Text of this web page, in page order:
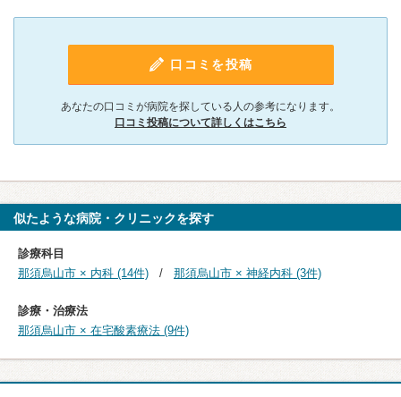
口コミを投稿
あなたの口コミが病院を探している人の参考になります。
口コミ投稿について詳しくはこちら
似たような病院・クリニックを探す
診療科目
那須烏山市 × 内科 (14件)
那須烏山市 × 神経内科 (3件)
診療・治療法
那須烏山市 × 在宅酸素療法 (9件)